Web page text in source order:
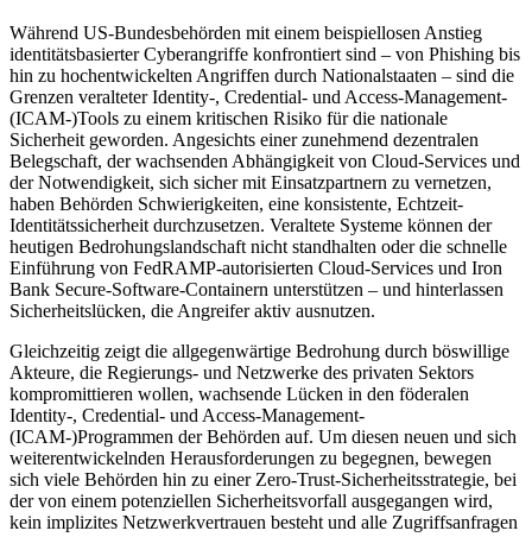
Während US-Bundesbehörden mit einem beispiellosen Anstieg
identitätsbasierter Cyberangriffe konfrontiert sind – von Phishing bis
hin zu hochentwickelten Angriffen durch Nationalstaaten – sind die
Grenzen veralteter Identity-, Credential- und Access-Management-
(ICAM-)Tools zu einem kritischen Risiko für die nationale
Sicherheit geworden. Angesichts einer zunehmend dezentralen
Belegschaft, der wachsenden Abhängigkeit von Cloud-Services und
der Notwendigkeit, sich sicher mit Einsatzpartnern zu vernetzen,
haben Behörden Schwierigkeiten, eine konsistente, Echtzeit-
Identitätssicherheit durchzusetzen. Veraltete Systeme können der
heutigen Bedrohungslandschaft nicht standhalten oder die schnelle
Einführung von FedRAMP-autorisierten Cloud-Services und Iron
Bank Secure-Software-Containern unterstützen – und hinterlassen
Sicherheitslücken, die Angreifer aktiv ausnutzen.
Gleichzeitig zeigt die allgegenwärtige Bedrohung durch böswillige
Akteure, die Regierungs- und Netzwerke des privaten Sektors
kompromittieren wollen, wachsende Lücken in den föderalen
Identity-, Credential- und Access-Management-
(ICAM-)Programmen der Behörden auf. Um diesen neuen und sich
weiterentwickelnden Herausforderungen zu begegnen, bewegen
sich viele Behörden hin zu einer Zero-Trust-Sicherheitsstrategie, bei
der von einem potenziellen Sicherheitsvorfall ausgegangen wird,
kein implizites Netzwerkvertrauen besteht und alle Zugriffsanfragen